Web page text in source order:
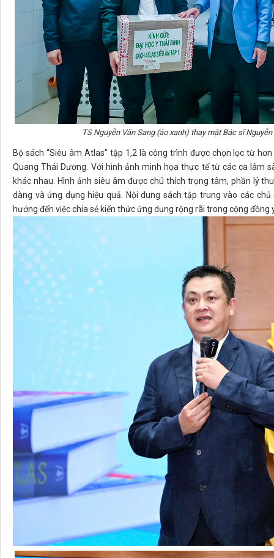
TS Nguyễn Văn Sang (áo xanh) thay mặt Bác sĩ
Bộ sách “Siêu âm Atlas” tập 1,2 là công trình được chọn lọc từ
Quang Thái Dương. Với hình ảnh minh họa thực tế từ các ca lâm
khác nhau. Hình ảnh siêu âm được chú thích trọng tâm, phần lý
dàng và ứng dụng hiệu quả. Nội dung sách tập trung vào các
hướng đến việc chia sẻ kiến thức ứng dụng rộng rãi trong cộng đồng